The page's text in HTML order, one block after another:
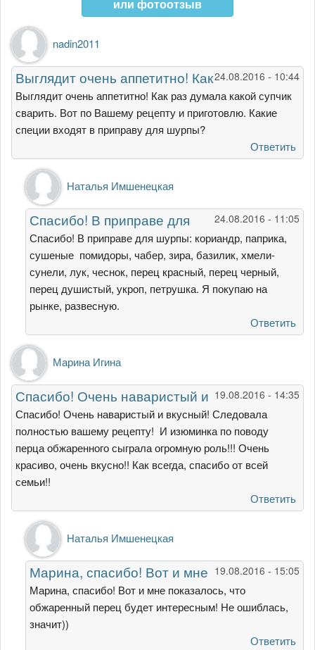
или фотоотзыв
nadin2011
24.08.2016 - 10:44
Выглядит очень аппетитно! Как
Выглядит очень аппетитно! Как раз думала какой супчик
сварить. Вот по Вашему рецепту и приготовлю. Какие
специи входят в приправу для шурпы?
Ответить
Ответ
на
Выглядит
очень
аппетитно!
Как
от
nadin2011
Наталья Имшенецкая
24.08.2016 - 11:05
Спасибо! В приправе для
Спасибо! В приправе для шурпы: кориандр, паприка,
сушеные помидоры, чабер, зира, базилик, хмели-
сунели, лук, чеснок, перец красный, перец черный,
перец душистый, укроп, петрушка. Я покупаю на
рынке, развесную.
Ответить
Марина Игина
19.08.2016 - 14:35
Спасибо! Очень наваристый и
Спасибо! Очень наваристый и вкусный! Следовала
полностью вашему рецепту! И изюминка по поводу
перца обжаренного сыграла огромную роль!!! Очень
красиво, очень вкусно!! Как всегда, спасибо от всей
семьи!!
Ответить
Ответ
на
Спасибо!
Очень
наваристый
и
Марина
Наталья Имшенецкая
19.08.2016 - 15:05
Марина, спасибо! Вот и мне
Марина, спасибо! Вот и мне показалось, что
обжаренный перец будет интересным! Не ошиблась,
значит))
Ответить